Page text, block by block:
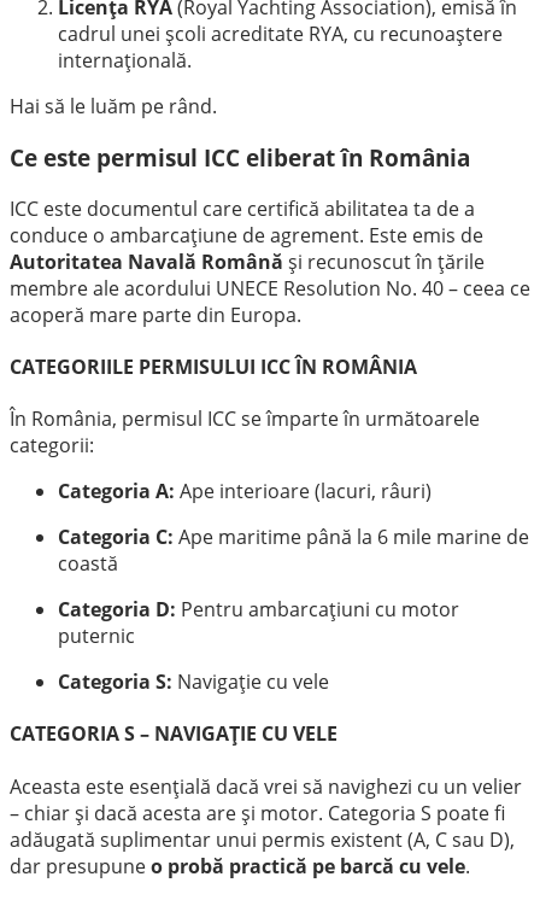
Licența RYA(Royal Yachting Association), emisă în
cadrul unei școli acreditate RYA, cu recunoaștere
internațională.
Hai să le luăm pe rând.
Ce este permisul ICC eliberat în România
ICC este documentul care certifică abilitatea ta de a
conduce o ambarcațiune de agrement. Este emis de
Autoritatea Navală Română și recunoscut în țările
membre ale acordului UNECE Resolution No. 40 – ceea ce
acoperă mare parte din Europa.
CATEGORIILE PERMISULUI ICC ÎN ROMÂNIA
În România, permisul ICC se împarte în următoarele
categorii:
Categoria A: Ape interioare (lacuri, râuri)
Categoria C: Ape maritime până la 6 mile marine de
coastă
Categoria D: Pentru ambarcațiuni cu motor
puternic
Categoria S: Navigație cu vele
CATEGORIA S – NAVIGAȚIE CU VELE
Aceasta este esențială dacă vrei să navighezi cu un velier
– chiar și dacă acesta are și motor. Categoria S poate fi
adăugată suplimentar unui permis existent (A, C sau D),
dar presupuneo probă practică pe barcă cu vele.